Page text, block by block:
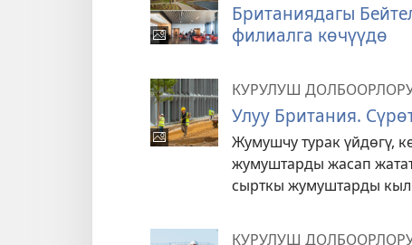
Британиядагы
филиалга көчүүдө
КУРУЛУШ
Улуу Британия.
Жумушчу турак үйдөгү,
жумуштарды жасап
сырткы жумуштарды
КУРУЛУШ